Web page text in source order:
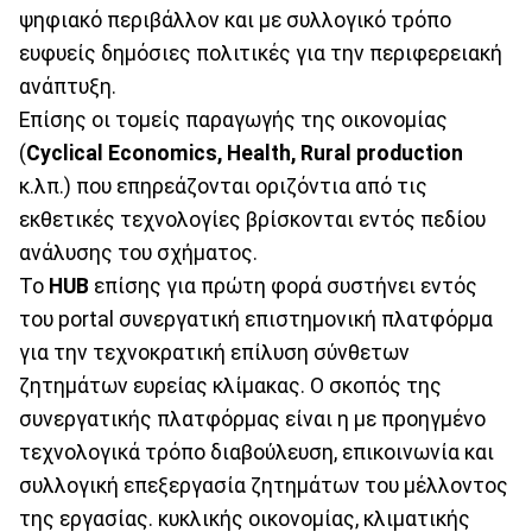
ψηφιακό περιβάλλον και με συλλογικό τρόπο
ευφυείς δημόσιες πολιτικές για την περιφερειακή
ανάπτυξη.
Επίσης οι τομείς παραγωγής της οικονομίας
(Cyclical Economics, Health, Rural production
κ.λπ.) που επηρεάζονται οριζόντια από τις
εκθετικές τεχνολογίες βρίσκονται εντός πεδίου
ανάλυσης του σχήματος.
Το HUB επίσης για πρώτη φορά συστήνει εντός
του portal συνεργατική επιστημονική πλατφόρμα
για την τεχνοκρατική επίλυση σύνθετων
ζητημάτων ευρείας κλίμακας. Ο σκοπός της
συνεργατικής πλατφόρμας είναι η με προηγμένο
τεχνολογικά τρόπο διαβούλευση, επικοινωνία και
συλλογική επεξεργασία ζητημάτων του μέλλοντος
της εργασίας. κυκλικής οικονομίας, κλιματικής